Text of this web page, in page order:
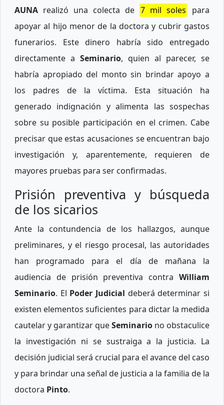
AUNA realizó una colecta de 7 mil soles
para
apoyar al hijo menor de la doctora y cubrir gastos
funerarios. Este dinero habría sido entregado
directamente a Seminario, quien al parecer, se
habría apropiado del monto sin brindar apoyo a
los padres de la víctima. Esta situación ha
generado indignación y alimenta las sospechas
sobre su posible participación en el crimen. Cabe
precisar que estas acusaciones se encuentran bajo
investigación y, aparentemente, requieren de
mayores pruebas para ser confirmadas.
Prisión preventiva y búsqueda
de los sicarios
Ante la contundencia de los hallazgos, aunque
preliminares, y el riesgo procesal, las autoridades
han programado para el día de mañana la
audiencia de prisión preventiva contra William
Seminario. El Poder Judicial deberá determinar si
existen elementos suficientes para dictar la medida
cautelar y garantizar queSeminario no obstaculice
la investigación ni se sustraiga a la justicia. La
decisión judicial será crucial para el avance del caso
y para brindar una señal de justicia a la familia de la
doctora Pinto.